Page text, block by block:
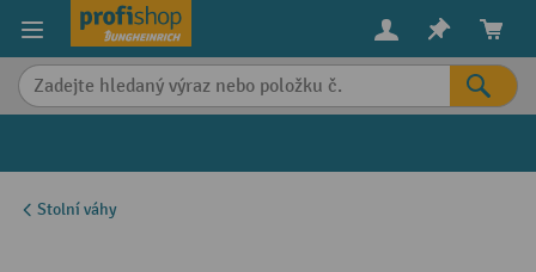
content
Stolní váhy